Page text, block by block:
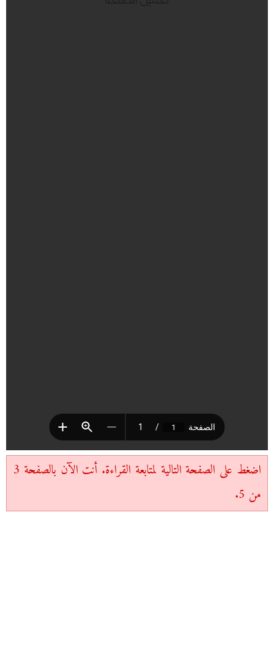
اضغط على الصفحة التالية لمتابعة القراءة. أنت الآن بالصفحة 3
من 5.